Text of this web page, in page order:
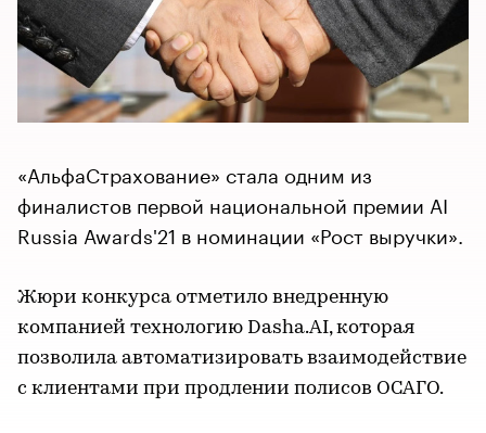
«АльфаСтрахование» стала одним из
финалистов первой национальной премии AI
Russia Awards'21 в номинации «Рост выручки».
Жюри конкурса отметило внедренную
компанией технологию Dasha.AI, которая
позволила автоматизировать взаимодействие
с клиентами при продлении полисов ОСАГО.